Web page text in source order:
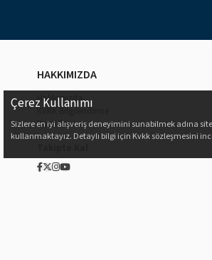
HAKKIMIZDA
Hakkımızda
KVKK Bilgilendirme
Bize Ulaşın
Çerez Kullanımı
Sizlere en iyi alışveriş deneyimini sunabilmek adına
kullanmaktayız. Detaylı bilgi için Kvkk sözleşmesini